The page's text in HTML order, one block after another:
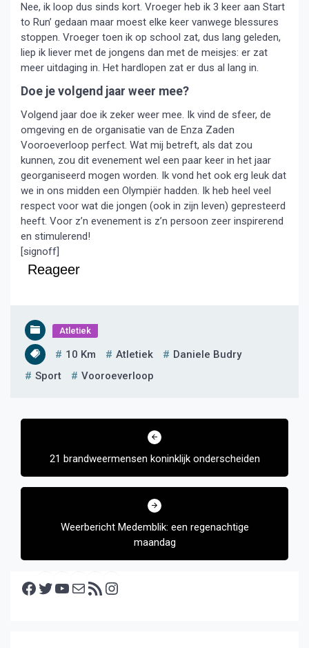
Nee, ik loop dus sinds kort. Vroeger heb ik 3 keer aan Start
to Run’ gedaan maar moest elke keer vanwege blessures
stoppen. Vroeger toen ik op school zat, dus lang geleden,
liep ik liever met de jongens dan met de meisjes: er zat
meer uitdaging in. Het hardlopen zat er dus al lang in.
Doe je volgend jaar weer mee?
Volgend jaar doe ik zeker weer mee. Ik vind de sfeer, de
omgeving en de organisatie van de Enza Zaden
Vooroeverloop perfect. Wat mij betreft, als dat zou
kunnen, zou dit evenement wel een paar keer in het jaar
georganiseerd mogen worden. Ik vond het ook erg leuk dat
we in ons midden een Olympiër hadden. Ik heb heel veel
respect voor wat die jongen (ook in zijn leven) gepresteerd
heeft. Voor z’n evenement is z’n persoon zeer inspirerend
en stimulerend!
[signoff]
Reageer
Atletiek
10 Km Atletiek
Daniele Budry
Sport
Vooroeverloop
Bericht
21 brandweermensen koninklijk onderscheiden
Weerbericht Medemblik: een regenachtige
maandag
Facebook Twitter YouTube E-mail RSS feed